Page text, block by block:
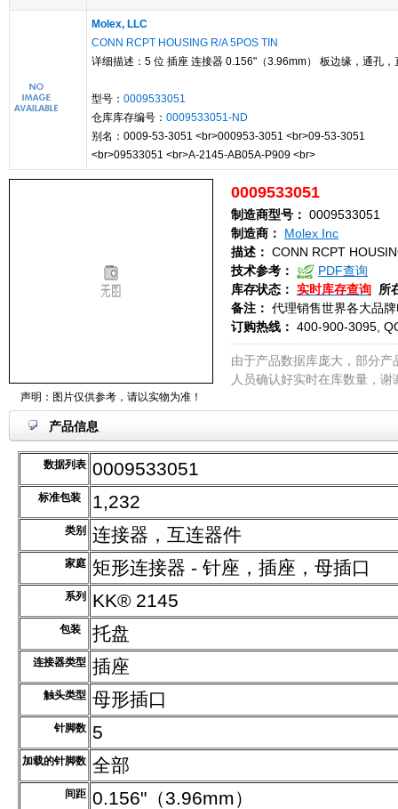
Molex, LLC
CONN RCPT HOUSING R/A 5POS TIN
详细描述：5 位 插座 连接器 0.156"（3.96mm） 板边缘，通孔，
型号： 0009533051
仓库库存编号： 0009533051-ND
别名：0009-53-3051 <br>000953-3051 <br>09-53-3051
<br>09533051 <br>A-2145-AB05A-P909 <br>
声明：图片仅供参考，请以实物为准！
0009533051
制造商型号： 0009533051
制造商：
Molex Inc
描述： CONN RCPT
技术参考：
PDF查询
库存状态： 实时库存查询
所
备注： 代理销售世界各大品
订购热线： 400-900-3095,
由于产品数据库庞大，部分
人员确认好实时在库数量，谢
产品信息
数据列表 0009533051
标准包装 1,232
类别 连接器，互连器件
家庭 矩形连接器 - 针座，插座，母插口
系列 KK® 2145
包装 托盘
连接器类型 插座
触头类型 母形插口
针脚数 5
加载的针脚数 全部
间距 0.156"（3.96mm）